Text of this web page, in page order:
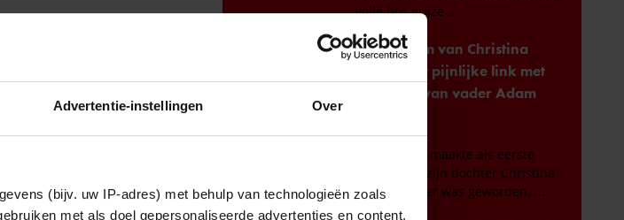
Advertentie-instellingen Over
(bijv. uw IP-adres) met behulp van technologieën zoals
met als doel gepersonaliseerde advertenties en content,